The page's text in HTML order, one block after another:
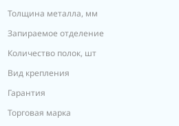
Толщина металла, мм
Запираемое отделение
Количество полок, шт
Вид крепления
Гарантия
Торговая марка